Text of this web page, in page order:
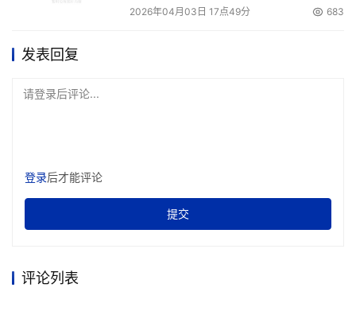
2026年04月03日 17点49分 683
发表回复
请登录后评论...
登录后才能评论
提交
评论列表